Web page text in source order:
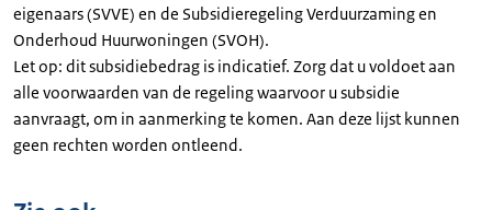
eigenaars (SVVE) en de Subsidieregeling Verduurzaming en
Onderhoud Huurwoningen (SVOH).
Let op: dit subsidiebedrag is indicatief. Zorg dat u voldoet aan
alle voorwaarden van de regeling waarvoor u subsidie
aanvraagt, om in aanmerking te komen. Aan deze lijst kunnen
geen rechten worden ontleend.